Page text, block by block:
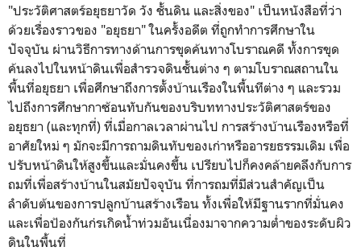
"ประวัติศาสตร์อยุธยาวัด วัง ชั้นดิน และสิ่งของ" เป็นหนังสือที่ว่า
ด้วยเรื่องราวของ "อยุธยา" ในครั้งอดีต ที่ถูกทำการศึกษาใน
ปัจจุบัน ผ่านวิธีการทางด้านการขุดค้นทางโบราณคดี ทั้งการขุด
ค้นลงไปในหน้าดินเพื่อสำรวจดินชั้นต่าง ๆ ตามโบราณสถานใน
พื้นที่อยุธยา เพื่อศึกษาถึงการตั้งบ้านเรืองในพื้นทีต่าง ๆ และรวม
ไปถึงการศึกษากาซ้อนทับกันของบริบททางประวัติศาสตร์ของ
อยุธยา (และทุกที่) ที่เมื่อกาลเวลาผ่านไป การสร้างบ้านเรืองหรือที่
อาศัยใหม่ ๆ มักจะมีการถามดินทับของเก่าหรืออารยธรรมเดิม เพื่อ
ปรับหน้าดินให้สูงขึ้นและมั่นคงขึ้น เปรียบไปก็คงคล้ายคลึงกับการ
ถมที่เพื่อสร้างบ้านในสมัยปัจจุบัน ที่การถมที่มีส่วนสำคัญเป็น
ลำดับต้นของการปลูกบ้านสร้างเรือน ทั้งเพื่อให้มีฐานรากที่มั่นคง
และเพื่อป้องกันก่รเกิดน้ำท่วมอันเนื่องมาจากความต่ำของระดับผิว
ดินในพื้นที่